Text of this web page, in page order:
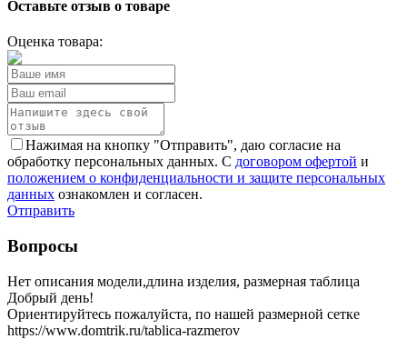
Оставьте отзыв о товаре
Оценка товара:
Нажимая на кнопку "Отправить", даю согласие на
обработку персональных данных. С договором офертой и
положением о конфиденциальности и защите персональных
данных ознакомлен и согласен.
Отправить
Вопросы
Нет описания модели,длина изделия, размерная таблица
Добрый день!
Ориентируйтесь пожалуйста, по нашей размерной сетке
https://www.domtrik.ru/tablica-razmerov